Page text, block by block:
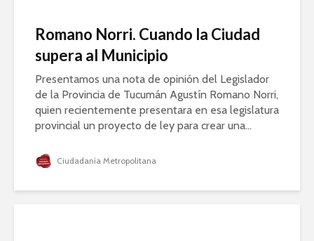
Romano Norri. Cuando la Ciudad
supera al Municipio
Presentamos una nota de opinión del Legislador
de la Provincia de Tucumán Agustín Romano Norri,
quien recientemente presentara en esa legislatura
provincial un proyecto de ley para crear una...
Ciudadanía Metropolitana